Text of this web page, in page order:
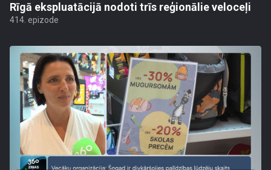
Rīgā ekspluatācijā nodoti trīs reģionālie veloceļi
414. epizode